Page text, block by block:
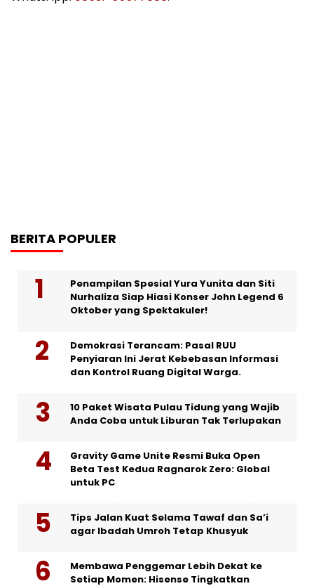
BERITA POPULER
Penampilan Spesial Yura Yunita dan Siti
Nurhaliza Siap Hiasi Konser John Legend 6
Oktober yang Spektakuler!
Demokrasi Terancam: Pasal RUU
Penyiaran Ini Jerat Kebebasan Informasi
dan Kontrol Ruang Digital Warga.
10 Paket Wisata Pulau Tidung yang Wajib
Anda Coba untuk Liburan Tak Terlupakan
Gravity Game Unite Resmi Buka Open
Beta Test Kedua Ragnarok Zero: Global
untuk PC
Tips Jalan Kuat Selama Tawaf dan Sa’i
agar Ibadah Umroh Tetap Khusyuk
Membawa Penggemar Lebih Dekat ke
Setiap Momen: Hisense Tingkatkan